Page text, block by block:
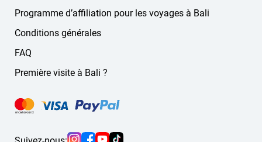
Programme d’affiliation pour les voyages à Bali
Conditions générales
FAQ
Première visite à Bali ?